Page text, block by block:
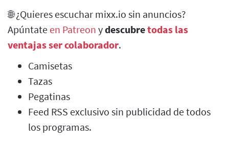
🌐 ¿Quieres escuchar mixx.io sin anuncios?
Apúntate en Patreon ydescubretodas las
ventajas ser colaborador.
Camisetas
Tazas
Pegatinas
Feed RSS exclusivo sin publicidad de todos
los programas.